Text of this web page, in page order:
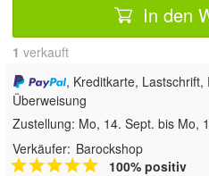
In den
1 verkauft
, Kreditkarte,
Überweisung
Zustellung: Mo, 14. Sept. bis Mo,
Verkäufer: Barockshop
100% positiv